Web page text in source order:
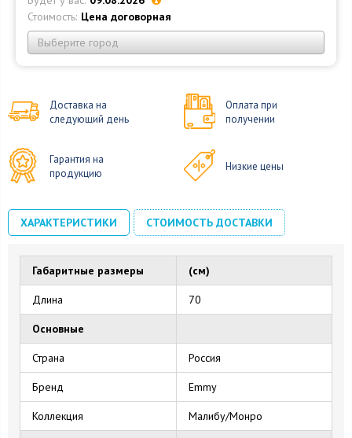
Стоимость: Цена договорная
Выберите город
Доставка на
следующий день
Оплата при
получении
Гарантия на
продукцию
Низкие цены
ХАРАКТЕРИСТИКИ СТОИМОСТЬ ДОСТАВКИ
Габаритные размеры (см)
Длина 70
Основные
Страна Россия
Бренд Emmy
Коллекция Малибу/Монро